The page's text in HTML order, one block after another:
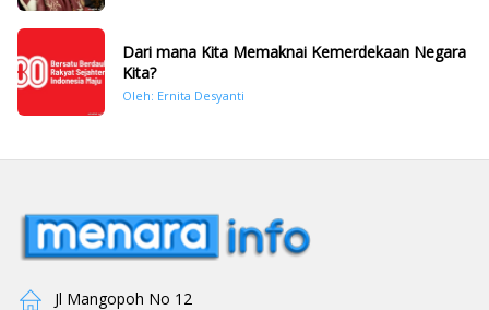
Dari mana Kita Memaknai Kemerdekaan Negara
Kita?
Oleh: Ernita Desyanti
Jl Mangopoh No 12